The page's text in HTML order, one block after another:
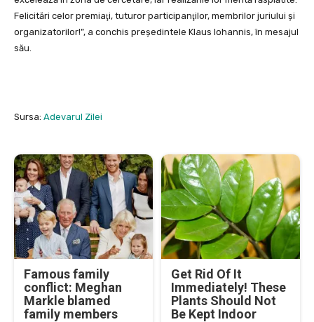
Felicitări celor premiaţi, tuturor participanţilor, membrilor juriului şi
organizatorilor!”, a conchis preşedintele Klaus Iohannis, în mesajul
său.
Sursa: Adevarul Zilei
Famous family
conflict: Meghan
Markle blamed
family members
Get Rid Of It
Immediately! These
Plants Should Not
Be Kept Indoor